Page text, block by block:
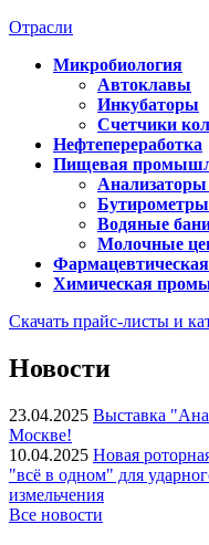
Отрасли
Микробиология
Автоклавы
Инкубаторы
Счетчики
Нефтепереработка
Пищевая
Водяные
Молочные
Химическая
Скачать прайс-листы и
Новости
23.04.2025 Выставка
Москве!
10.04.2025 Новая
"всё в одном" для
измельчения
Все новости